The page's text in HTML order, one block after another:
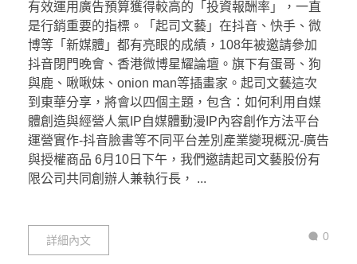
有效運用廣告預算獲得較高的「投資報酬率」，一直
是行銷重要的指標。「起司文藝」在抖音、快手、微
博等「新媒體」都有亮眼的成績，108年被邀請參加
抖音閉門晚會、香港微博星耀論壇。旗下有蛋哥、狗
與鹿、啾啾妹、onion man等插畫家。起司文藝這次
到東華分享，將會以四個主題，包含：如何利用自媒
體創造與經營人氣IP自媒體動漫IP內容創作方法平台
運營實作-抖音臉書等不同平台差別產業變現概況-廣告
與授權商品 6月10日下午，我們邀請起司文藝股份有
限公司共同創辦人兼執行長， ...
詳細內文 0